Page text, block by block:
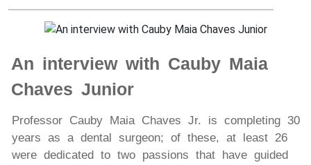
An interview with Cauby Maia
Chaves Junior
Professor Cauby Maia Chaves Jr. is completing 30
years as a dental surgeon; of these, at least 26
were dedicated to two passions that have guided